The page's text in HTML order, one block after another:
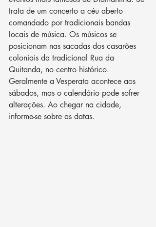
trata de um concerto a céu aberto
comandado por tradicionais bandas
locais de música. Os músicos se
posicionam nas sacadas dos casarões
coloniais da tradicional Rua da
Quitanda, no centro histórico.
Geralmente a Vesperata acontece aos
sábados, mas o calendário pode sofrer
alterações. Ao chegar na cidade,
informe-se sobre as datas.